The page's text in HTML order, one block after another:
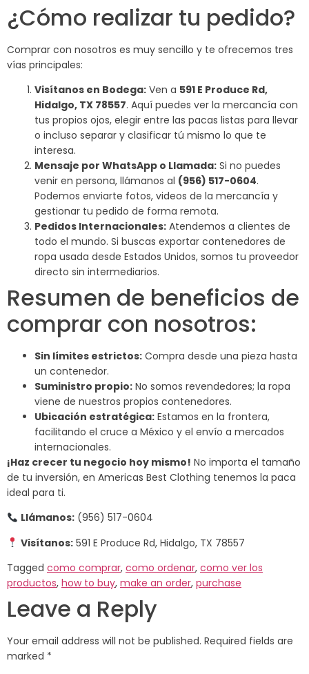
¿Cómo realizar tu pedido?
Comprar con nosotros es muy sencillo y te ofrecemos tres
vías principales:
Visítanos en Bodega: Ven a 591 E Produce Rd,
Hidalgo, TX 78557. Aquí puedes ver la mercancía con
tus propios ojos, elegir entre las pacas listas para llevar
o incluso separar y clasificar tú mismo lo que te
interesa.
Mensaje por WhatsApp o Llamada: Si no puedes
venir en persona, llámanos al (956) 517-0604.
Podemos enviarte fotos, videos de la mercancía y
gestionar tu pedido de forma remota.
Pedidos Internacionales: Atendemos a clientes de
todo el mundo. Si buscas exportar contenedores de
ropa usada desde Estados Unidos, somos tu proveedor
directo sin intermediarios.
Resumen de beneficios de
comprar con nosotros:
Sin límites estrictos: Compra desde una pieza hasta
un contenedor.
Suministro propio: No somos revendedores; la ropa
viene de nuestros propios contenedores.
Ubicación estratégica: Estamos en la frontera,
facilitando el cruce a México y el envío a mercados
internacionales.
¡Haz crecer tu negocio hoy mismo! No importa el tamaño
de tu inversión, en Americas Best Clothing tenemos la paca
ideal para ti.
Llámanos:(956) 517-0604
Visítanos:591 E Produce Rd, Hidalgo, TX 78557
Tagged como comprar, como ordenar, como ver los
productos, how to buy, make an order, purchase
Leave a Reply
Your email address will not be published. Required fields are
marked *